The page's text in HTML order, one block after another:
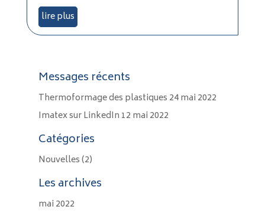
lire plus
Messages récents
Thermoformage des plastiques 24 mai 2022
Imatex sur LinkedIn 12 mai 2022
Catégories
Nouvelles(2)
Les archives
mai 2022